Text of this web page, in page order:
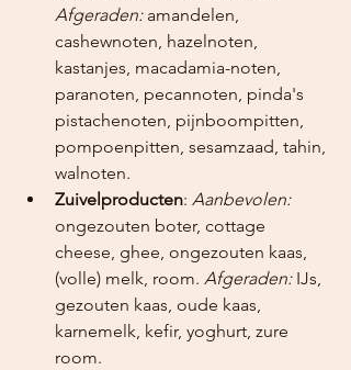
Afgeraden: amandelen,
cashewnoten, hazelnoten,
kastanjes, macadamia-noten,
paranoten, pecannoten, pinda's
pistachenoten, pijnboompitten,
pompoenpitten, sesamzaad, tahin,
walnoten.
Zuivelproducten: Aanbevolen:
ongezouten boter, cottage
cheese, ghee, ongezouten kaas,
(volle) melk, room. Afgeraden: IJs,
gezouten kaas, oude kaas,
karnemelk, kefir, yoghurt, zure
room.